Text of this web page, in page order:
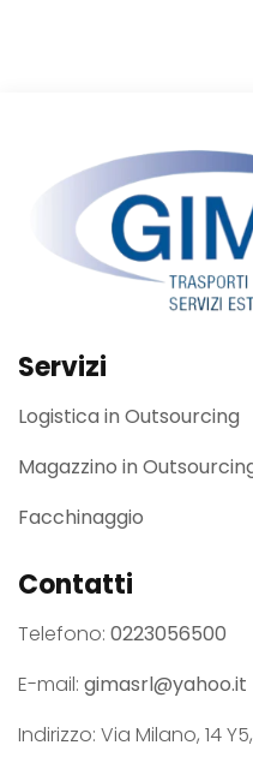
Servizi
Logistica in Outsourcing
Magazzino in
Facchinaggio
Contatti
Telefono: 0223056500
E-mail: gimasrl@yahoo.it
Indirizzo: Via Milano, 14